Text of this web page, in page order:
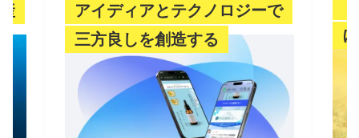
アイディアとテクノロジーで
三方良しを創造する
に